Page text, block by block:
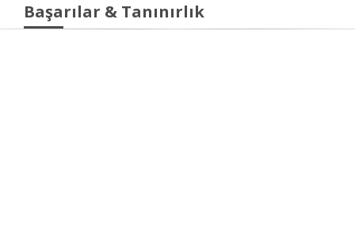
Başarılar & Tanınırlık